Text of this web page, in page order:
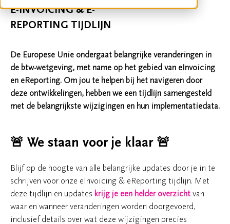
E-INVOICING & E-
REPORTING TIJDLIJN
De Europese Unie ondergaat belangrijke veranderingen in
de btw-wetgeving, met name op het gebied van eInvoicing
en eReporting. Om jou te helpen bij het navigeren door
deze ontwikkelingen, hebben we een tijdlijn samengesteld
met de belangrijkste wijzigingen en hun implementatiedata.
🚨 We staan voor je klaar 🚨
Blijf op de hoogte van alle belangrijke updates door je in te
schrijven voor onze eInvoicing & eReporting tijdlijn. Met
deze tijdlijn en updates krijg je een helder overzicht van
waar en wanneer veranderingen worden doorgevoerd,
inclusief details over wat deze wijzigingen precies